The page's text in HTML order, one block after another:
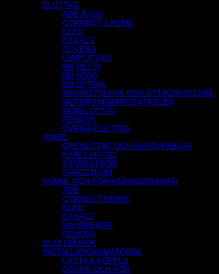
ELUTTAG
ABB JUSSI
CONNECT 2 HOME
ELKO
EXXACT
GOVENA
LAMPUTTAG
MB-DELTA
MB NOVA
MB OPTIMA
MARINSTOLPAR OCH UTTAGSPOLLARE
MOTORVÄRMARCENTRALER
MÖBELUTTAG
RENOVA
ÖVRIGA ELUTTAG
KABEL
GRENUTTAG OCH SKARVKABLAR
KABELSKYDD
STARKSTRÖM
SVAGSTRÖM
KOMBI- OCH FÖRHÖJNINGSRAMAR
ABB
CONNECT2HOME
ELKO
EXXACT
MALMBERGS
RENOVA
ELTILLBEHÖR
INSTALLATIONSMATERIAL
FÄSTA & KOPPLA
DOSOR OCH RÖR